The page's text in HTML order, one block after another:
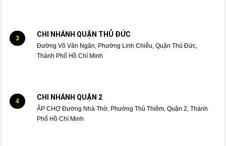
3 CHI NHÁNH QUẬN THỦ ĐỨC
Đường Võ Văn Ngân, Phường Linh Chiểu, Quận Thủ Đức,
Thành Phố Hồ Chí Minh
4 CHI NHÁNH QUẬN 2
ẤP CHỢ Đường Nhà Thờ, Phường Thủ Thiêm, Quận 2, Thành
Phố Hồ Chí Minh